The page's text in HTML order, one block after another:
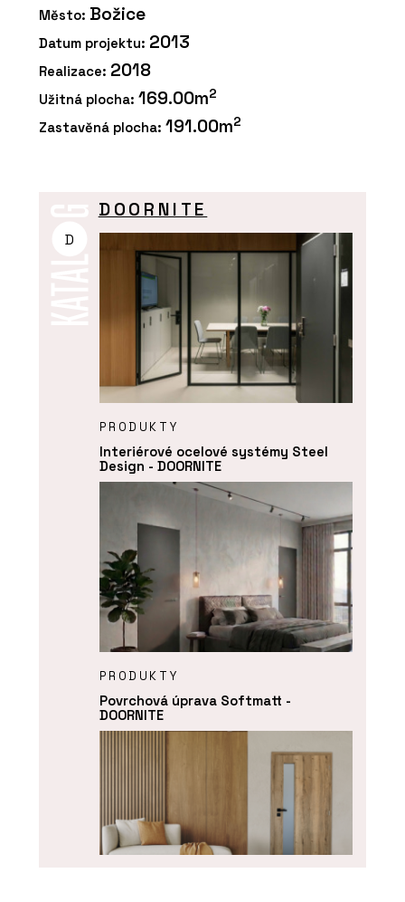
Město: Božice
Datum projektu: 2013
Realizace: 2018
Užitná plocha: 169.00m2
Zastavěná plocha: 191.00m2
D
DOORNITE
PRODUKTY
Interiérové ocelové systémy Steel
Design - DOORNITE
PRODUKTY
Povrchová úprava Softmatt -
DOORNITE